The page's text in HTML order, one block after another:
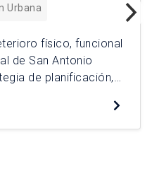
Urbana
físico, funcional
de San Antonio
de planificación,
superar la
para avanzar hacia